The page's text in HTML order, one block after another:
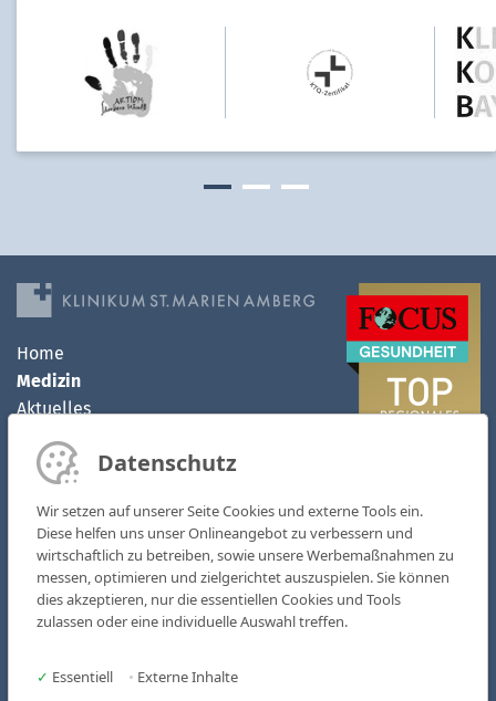
Home
Medizin
Aktuelles
Klinikum
MVZ
Karriere
Kliniken & Fachbereiche
Medizinische Zentren
AOZ - Ambulantes OP-Zentrum
Pflege & Soziales
Datenschutz
Wir setzen auf unserer Seite Cookies und externe Tools ein.
Diese helfen uns unser Onlineangebot zu verbessern und
wirtschaftlich zu betreiben, sowie unsere Werbemaßnahmen zu
messen, optimieren und zielgerichtet auszuspielen. Sie können
dies akzeptieren, nur die essentiellen Cookies und Tools
zulassen oder eine individuelle Auswahl treffen.
✓ Essentiell • Externe Inhalte